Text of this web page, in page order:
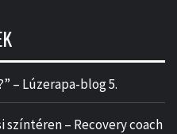
– Lúzerapa-blog 5.
– Recovery coach